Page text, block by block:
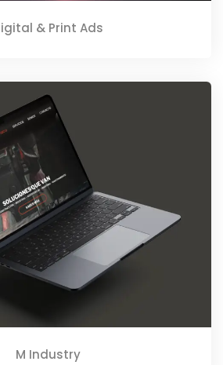
& Print Ads
M Industry